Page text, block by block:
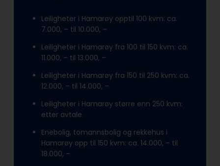
Leiligheter i Hamarøy opptil 100 kvm: ca.
7.000, – til 10.000, –
Leiligheter i Hamarøy fra 100 til 150 kvm: ca.
11.000, – til 13.000, –
Leiligheter i Hamarøy fra 150 til 250 kvm: ca.
12.000, – til 14.000, –
Leiligheter i Hamarøy større enn 250 kvm:
etter avtale
Enebolig, tomannsbolig og rekkehus i
Hamarøy opp til 150 kvm: ca. 14.000, – til
18.000, –